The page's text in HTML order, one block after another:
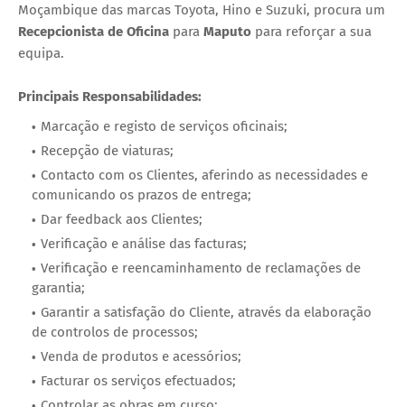
Moçambique das marcas Toyota, Hino e Suzuki, procura um
Recepcionista de Oficina para Maputo para reforçar a sua
equipa.
Principais Responsabilidades:
Marcação e registo de serviços oficinais;
Recepção de viaturas;
Contacto com os Clientes, aferindo as necessidades e
comunicando os prazos de entrega;
Dar feedback aos Clientes;
Verificação e análise das facturas;
Verificação e reencaminhamento de reclamações de
garantia;
Garantir a satisfação do Cliente, através da elaboração
de controlos de processos;
Venda de produtos e acessórios;
Facturar os serviços efectuados;